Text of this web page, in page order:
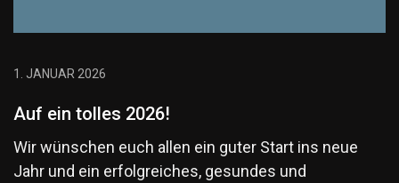
1. JANUAR 2026
Auf ein tolles 2026!
Wir wünschen euch allen ein guter Start ins neue
Jahr und ein erfolgreiches, gesundes und